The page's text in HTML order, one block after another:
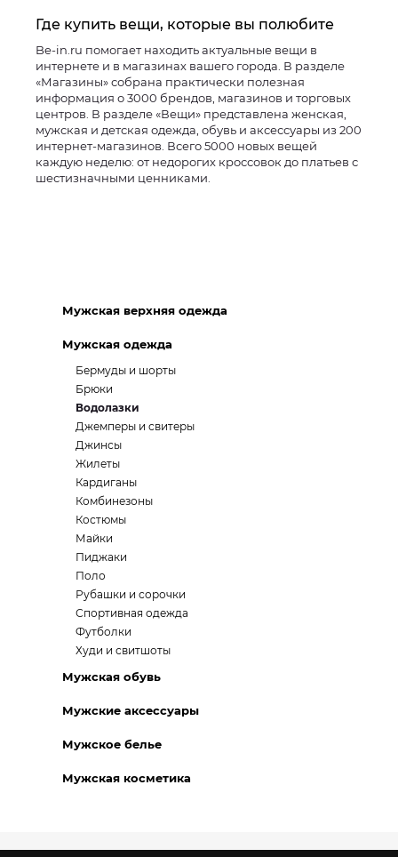
Где купить вещи, которые вы полюбите
Be-in.ru помогает находить актуальные вещи в
интернете и в магазинах вашего города. В разделе
«Магазины» собрана практически полезная
информация о 3000 брендов, магазинов и торговых
центров. В разделе «Вещи» представлена женская,
мужская и детская одежда, обувь и аксессуары из 200
интернет-магазинов. Всего 5000 новых вещей
каждую неделю: от недорогих кроссовок до платьев с
шестизначными ценниками.
Мужская верхняя одежда
Мужская одежда
Бермуды и шорты
Брюки
Водолазки
Джемперы и свитеры
Джинсы
Жилеты
Кардиганы
Комбинезоны
Костюмы
Майки
Пиджаки
Поло
Рубашки и сорочки
Спортивная одежда
Футболки
Худи и свитшоты
Мужская обувь
Мужские аксессуары
Мужское белье
Мужская косметика